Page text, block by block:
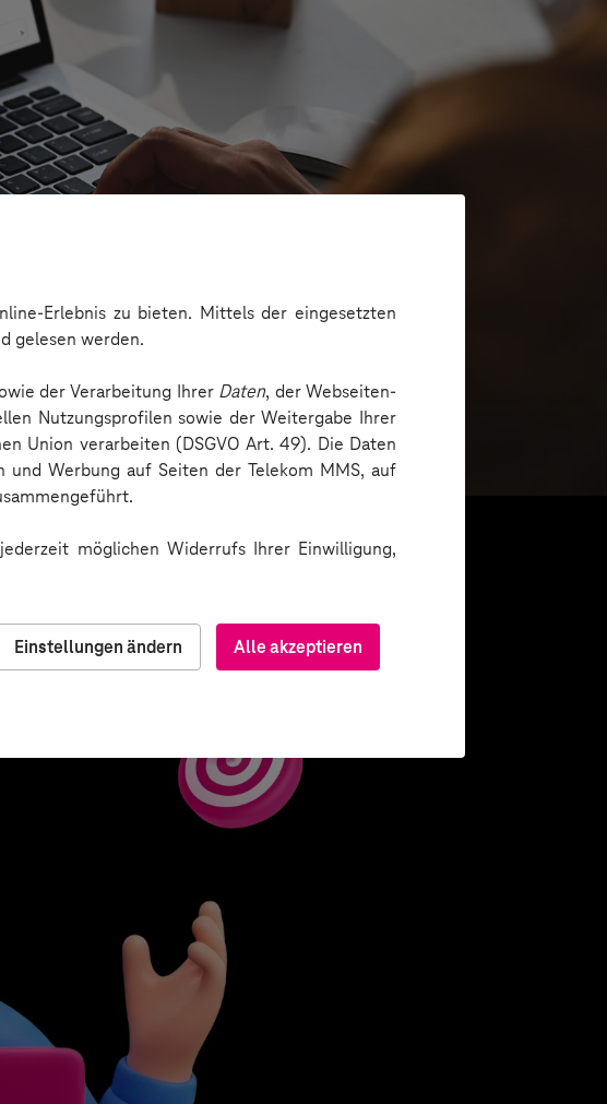
Erlebnis zu bieten. Mittels der eingesetzten
gelesen werden.
der Verarbeitung Ihrer Daten, der Webseiten-
Nutzungsprofilen sowie der Weitergabe Ihrer
Union verarbeiten (DSGVO Art. 49). Die Daten
Werbung auf Seiten der Telekom MMS, auf
möglichen Widerrufs Ihrer Einwilligung,
Alle akzeptieren
Einstellungen ändern
Mehrwert schaffen